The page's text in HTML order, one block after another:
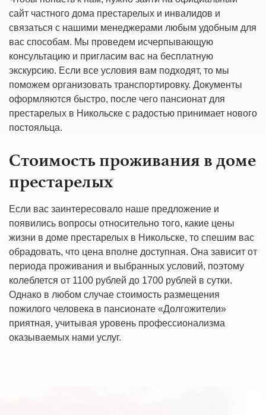
сайт частного дома престарелых и инвалидов и
связаться с нашими менеджерами любым удобным для
вас способам. Мы проведем исчерпывающую
консультацию и пригласим вас на бесплатную
экскурсию. Если все условия вам подходят, то мы
поможем организовать транспортировку. Документы
оформляются быстро, после чего пансионат для
престарелых в Никольске с радостью принимает нового
постояльца.
Стоимость проживания в доме
престарелых
Если вас заинтересовало наше предложение и
появились вопросы относительно того, какие цены
жизни в доме престарелых в Никольске, то спешим вас
обрадовать, что цена вполне доступная. Она зависит от
периода проживания и выбранных условий, поэтому
колеблется от 1100 рублей до 1700 рублей в сутки.
Однако в любом случае стоимость размещения
пожилого человека в пансионате «Долгожители»
приятная, учитывая уровень профессионализма
оказываемых нами услуг.